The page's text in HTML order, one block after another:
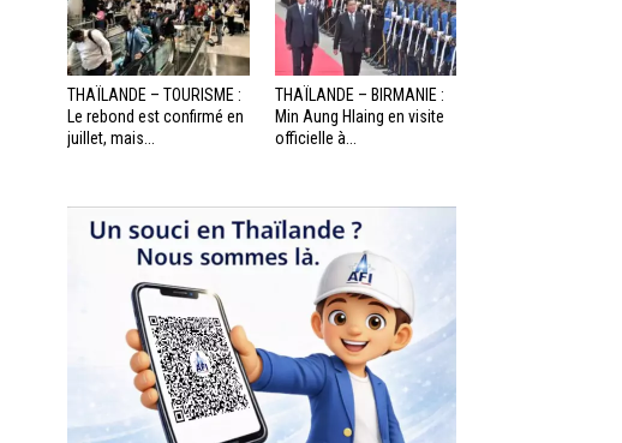
THAÏLANDE – TOURISME :
Le rebond est confirmé en
juillet, mais...
THAÏLANDE – BIRMANIE :
Min Aung Hlaing en visite
officielle à...